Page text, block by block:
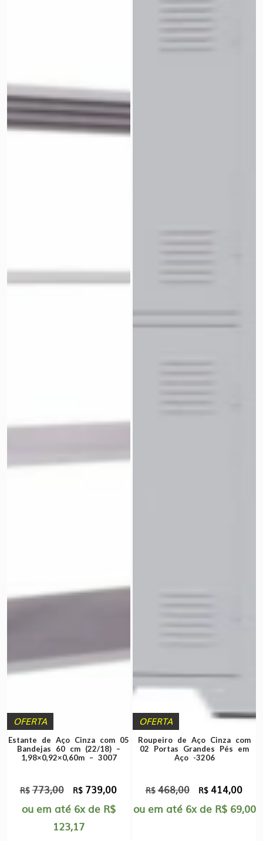
OFERTA
Estante de Aço Cinza com 05
Bandejas 60 cm (22/18) –
1,98×0,92×0,60m – 3007
R$ 773,00
O
preço
original
R$ 739,00
preço
ou em até 6x de R$
123,17
OFERTA
Roupeiro de Aço Cinza com
02 Portas Grandes Pés em
Aço -3206
R$ 468,00
O
preço
R$ 414,00
ou em até 6x de R$ 69,00